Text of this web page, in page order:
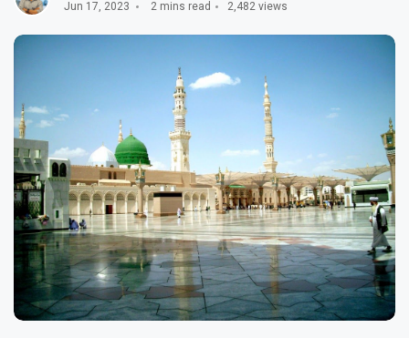
Jun 17, 2023
2 mins read 2,482 views